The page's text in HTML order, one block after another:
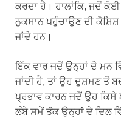
ਕਰਦਾ ਹੈ। ਹਾਲਾਂਕਿ, ਜਦੋਂ
ਨੁਕਸਾਨ ਪਹੁੰਚਾਉਣ ਦੀ
ਜਾਂਦੇ ਹਨ।
ਇੱਕ ਵਾਰ ਜਦੋਂ ਉਨ੍ਹਾਂ ਦੇ ਮਨ
ਜਾਂਦੀ ਹੈ, ਤਾਂ ਉਹ ਦੁਸ਼ਮਣ ਤੋਂ
ਪ੍ਰਭਾਵ ਕਾਰਨ ਜਦੋਂ ਉਹ ਕਿਸੇ
ਲੰਬੇ ਸਮੇਂ ਤੱਕ ਉਨ੍ਹਾਂ ਦੇ ਦਿਲ